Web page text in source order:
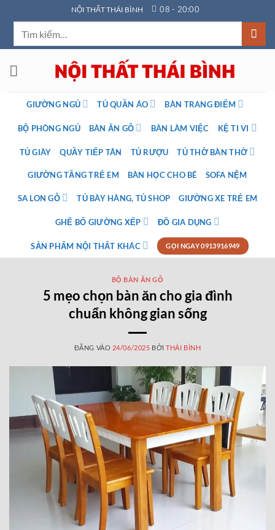
qua
dung
NỘI THẤT THÁI BÌNH 08 - 20:00
GIƯỜNG NGỦ TỦ QUẦN ÁO BÀN TRANG ĐIỂM
BỘ PHÒNG NGỦ BÀN ĂN GỖ BÀN LÀM VIỆC KỆ TI VI
TỦ GIÀY QUẦY TIẾP TÂN TỦ RƯỢU TỦ THỜ BÀN THỜ
GIƯỜNG TẦNG TRẺ EM BÀN HỌC CHO BÉ SOFA NỆM
SA LON GỖ TỦ BÀY HÀNG, TỦ SHOP GIƯỜNG XE TRẺ EM
GHẾ BỐ GIƯỜNG XẾP ĐỒ GIA DỤNG
SẢN PHẨM NỘI THẤT KHÁC GỌI NGAY 0913916949
BỘ BÀN ĂN GỖ
5 mẹo chọn bàn ăn cho gia đình
chuẩn không gian sống
ĐĂNG VÀO 24/06/2025 BỞITHÁI BÌNH